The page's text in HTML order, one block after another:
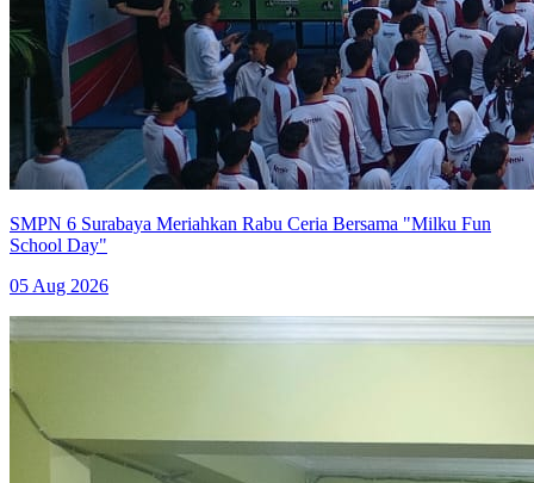
SMPN 6 Surabaya Meriahkan Rabu Ceria Bersama "Milku Fun
School Day"
05 Aug 2026